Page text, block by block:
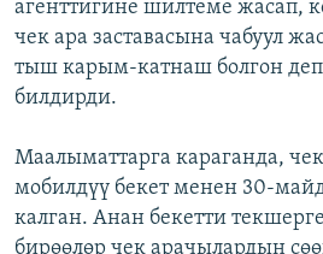
агенттигине шилтеме жасап,
чек ара заставасына чабуул
тыш карым-катнаш болгон
билдирди.
Маалыматтарга караганда,
мобилдүү бекет менен 30-
калган. Анан бекетти
бирөөлөр чек арачылардын